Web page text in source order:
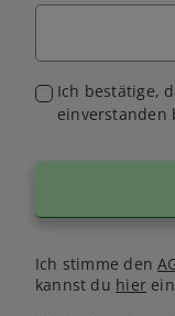
Ich bestätige,
einverstanden
Ich stimme den
kannst du hier